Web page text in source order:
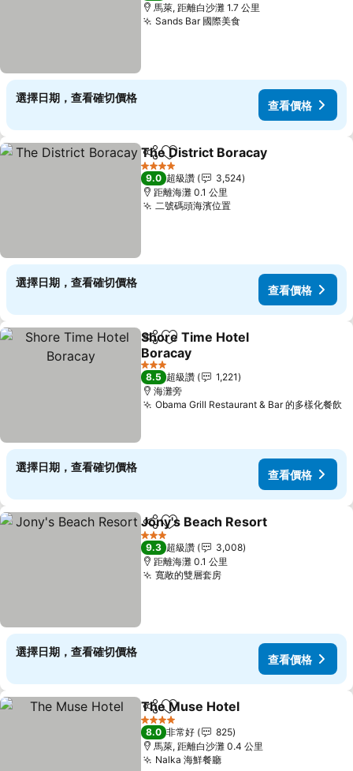
馬萊, 距離白沙灘 1.7 公里
Sands Bar 國際美食查看價格
選擇日期，查看確切價格
查看價格
分享 加入我的最愛
The District Boracay
4 星級
9.0 超級讚
3,524
距離海灘 0.1 公里
二號碼頭海濱位置查看價格
選擇日期，查看確切價格
查看價格
分享 加入我的最愛
Shore Time Hotel
Boracay
查看價格
3 星級
8.5 超級讚
1,221
海灘旁
Obama Grill Restaurant & Bar 的多樣化餐飲
選擇日期，查看確切價格
查看價格
分享 加入我的最愛
Jony's Beach Resort
3 星級
9.3 超級讚
3,008
距離海灘 0.1 公里
寬敞的雙層套房查看價格
選擇日期，查看確切價格
查看價格
分享 加入我的最愛
The Muse Hotel
4 星級
8.0 非常好
825
馬萊, 距離白沙灘 0.4 公里
Nalka 海鮮餐廳查看價格